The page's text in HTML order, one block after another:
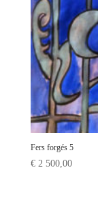
Fers forgés 5
€2 500,00